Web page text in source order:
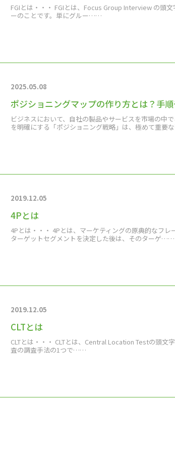
FGIとは・・・ FGIとは、Focus Group Interview の頭
ーのことです。単にグルー……
2025.05.08
ポジショニングマップの作り方とは？手
ビジネスにおいて、自社の製品やサービスを市場の中
を明確にする「ポジショニング戦略」は、極めて重要
2019.12.05
4Pとは
4Pとは・・・ 4Pとは、マーケティングの原典的なフ
ターゲットセグメントを決定した後は、そのターゲ……
2019.12.05
CLTとは
CLTとは・・・ CLTとは、Central Location Testの頭文
査の調査手法の1つで……